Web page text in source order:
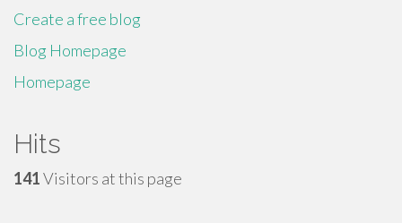
Create a free blog
Blog Homepage
Homepage
Hits
141Visitors at this page